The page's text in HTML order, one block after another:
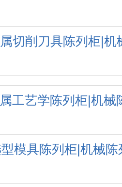
切削刀具陈列柜|机
工艺学陈列柜|机械
模具陈列柜|机械